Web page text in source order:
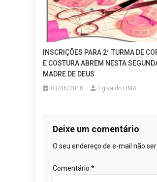
INSCRIÇÕES PARA 2ª TURMA DE
E COSTURA ABREM NESTA
MADRE DE DEUS
03/06/2018 Egivaldo LIMA
Deixe um comentário
O seu endereço de e-mail não
Comentário *